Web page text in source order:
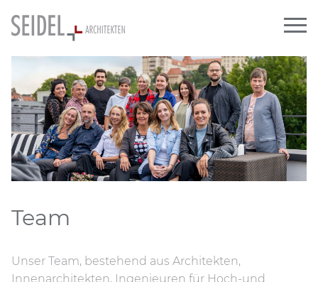
Team
Unser Team, bestehend aus Architekten,
Innenarchitekten, Ingenieuren für Hoch-und